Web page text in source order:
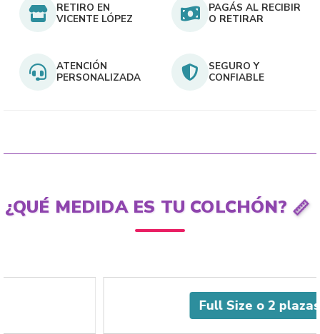
RETIRO EN
VICENTE LÓPEZ
PAGÁS AL RECIBIR
O RETIRAR
ATENCIÓN
PERSONALIZADA
SEGURO Y
CONFIABLE
¿QUÉ MEDIDA ES TU COLCHÓN? 📏
Full Size o 2 plazas